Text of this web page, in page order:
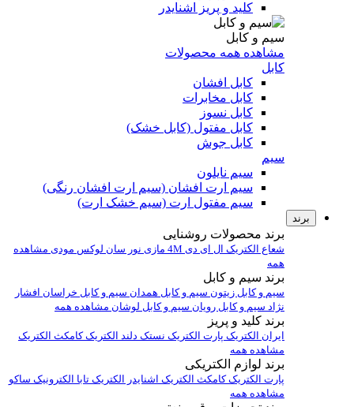
کلید و پریز اشنایدر
سیم و کابل
مشاهده همه محصولات
کابل
کابل افشان
کابل مخابرات
کابل نسوز
کابل مفتول (کابل خشک)
کابل جوش
سیم
سیم نایلون
سیم ارت افشان (سیم ارت افشان رنگی)
سیم مفتول ارت (سیم خشک ارت)
برند
برند محصولات روشنایی
شعاع الکتریک ال ای دی 4M مازی نور سان لوکس مودی مشاهده
همه
برند سیم و کابل
سیم و کابل زیتون سیم و کابل همدان سیم و کابل خراسان افشار
نژاد سیم و کابل رویان سیم و کابل لوشان مشاهده همه
برند کلید و پریز
ایران الکتریک پارت الکتریک نستک دلند الکتریککامکث الکتریک
مشاهده همه
برند لوازم الکتریکی
پارت الکتریککامکث الکتریک اشنایدر الکتریک تابا الکترونیک ساکو
مشاهده همه